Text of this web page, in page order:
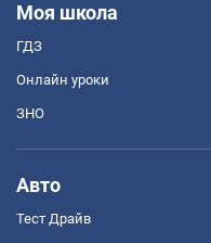
Моя школа
ГДЗ
Онлайн уроки
ЗНО
Авто
Тест Драйв